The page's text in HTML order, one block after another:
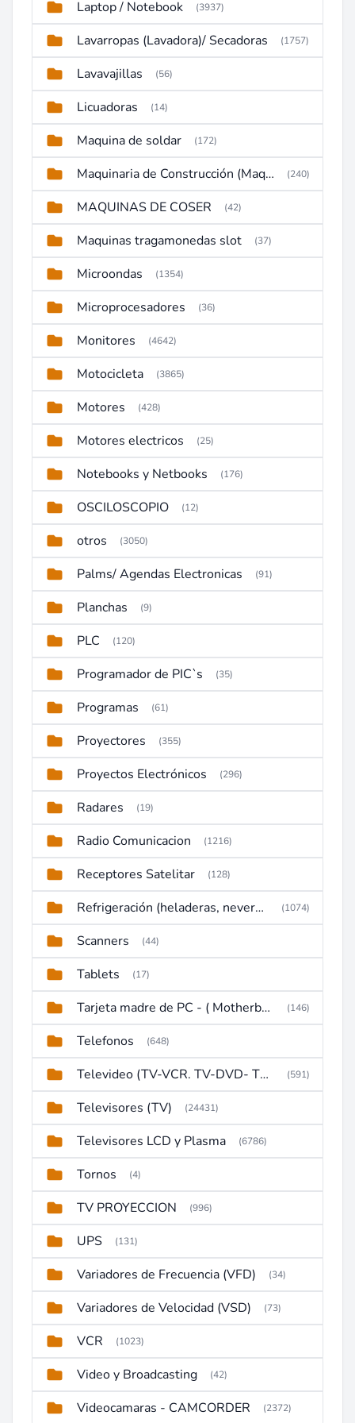
Laptop / Notebook (3937)
Lavarropas (Lavadora)/ Secadoras (1757)
Lavavajillas (56)
Licuadoras (14)
Maquina de soldar (172)
Maquinaria de Construcción (Maquinaria Pesada) (240)
MAQUINAS DE COSER (42)
Maquinas tragamonedas slot (37)
Microondas (1354)
Microprocesadores (36)
Monitores (4642)
Motocicleta (3865)
Motores (428)
Motores electricos (25)
Notebooks y Netbooks (176)
OSCILOSCOPIO (12)
otros (3050)
Palms/ Agendas Electronicas (91)
Planchas (9)
PLC (120)
Programador de PIC`s (35)
Programas (61)
Proyectores (355)
Proyectos Electrónicos (296)
Radares (19)
Radio Comunicacion (1216)
Receptores Satelitar (128)
Refrigeración (heladeras, neveras, congeladores) (1074)
Scanners (44)
Tablets (17)
Tarjeta madre de PC - ( Motherboard ) (146)
Telefonos (648)
Televideo (TV-VCR. TV-DVD- TV-DVD-VCR) (591)
Televisores (TV) (24431)
Televisores LCD y Plasma (6786)
Tornos (4)
TV PROYECCION (996)
UPS (131)
Variadores de Frecuencia (VFD) (34)
Variadores de Velocidad (VSD) (73)
VCR (1023)
Video y Broadcasting (42)
Videocamaras - CAMCORDER (2372)